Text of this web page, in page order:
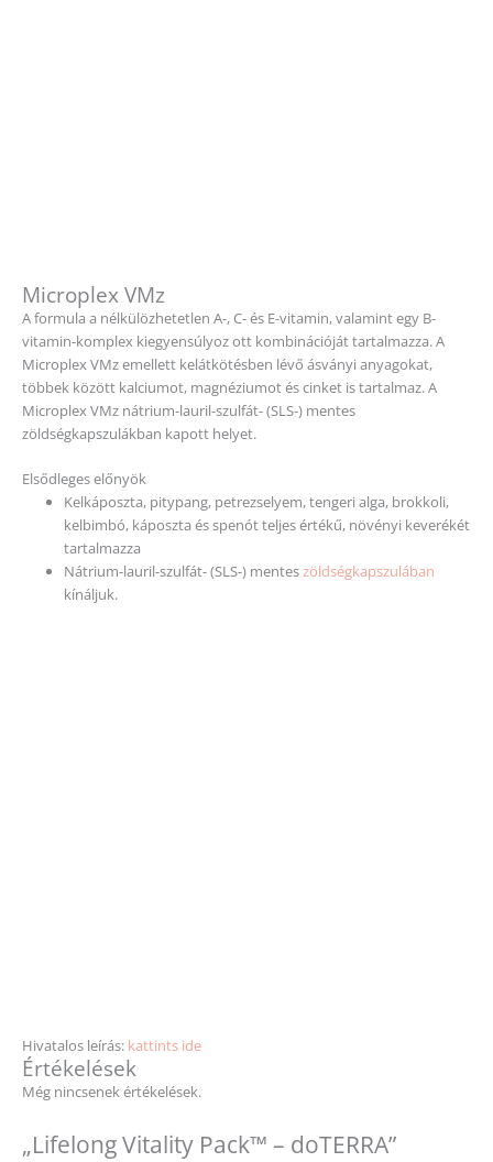
Microplex VMz
A formula a nélkülözhetetlen A-, C- és E-vitamin, valamint egy B-
vitamin-komplex kiegyensúlyoz ott kombinációját tartalmazza. A
Microplex VMz emellett kelátkötésben lévő ásványi anyagokat,
többek között kalciumot, magnéziumot és cinket is tartalmaz. A
Microplex VMz nátrium-lauril-szulfát- (SLS-) mentes
zöldségkapszulákban kapott helyet.
Elsődleges előnyök
Kelkáposzta, pitypang, petrezselyem, tengeri alga, brokkoli,
kelbimbó, káposzta és spenót teljes értékű, növényi keverékét
tartalmazza
Nátrium-lauril-szulfát- (SLS-) menteszöldségkapszulában
kínáljuk.
Hivatalos leírás: kattints ide
Értékelések
Még nincsenek értékelések.
„Lifelong Vitality Pack™ – doTERRA”